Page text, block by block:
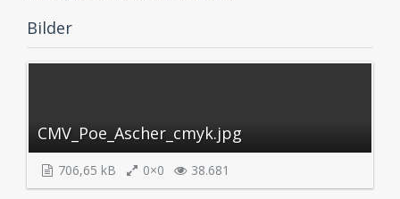
Bilder
CMV_Poe_Ascher_cmyk.jpg
706,65 kB 0×0 38.681